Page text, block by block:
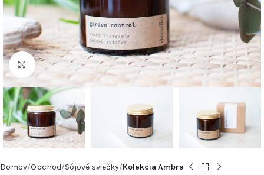
Klikni pre zväčšenie
Domov Obchod Sójové sviečky Kolekcia Ambra